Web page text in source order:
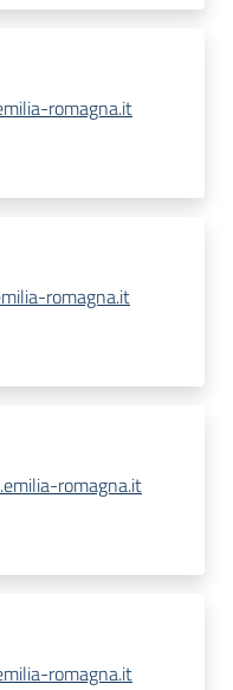
romagna.it
romagna.it
romagna.it
romagna.it